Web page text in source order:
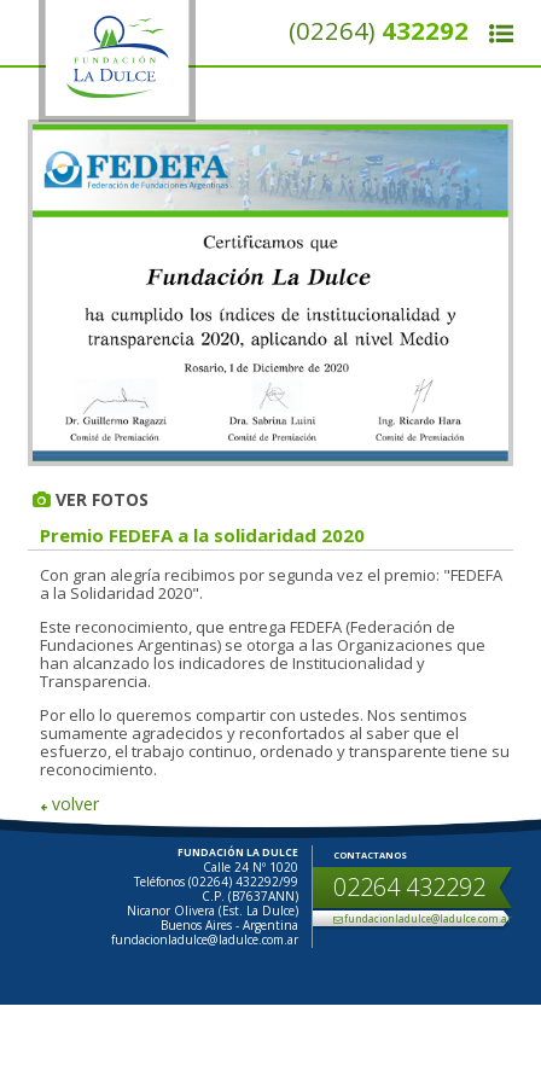
(02264) 432292
VER FOTOS
Premio FEDEFA a la solidaridad 2020
Con gran alegría recibimos por segunda vez el premio: "FEDEFA
a la Solidaridad 2020".
Este reconocimiento, que entrega FEDEFA (Federación de
Fundaciones Argentinas) se otorga a las Organizaciones que
han alcanzado los indicadores de Institucionalidad y
Transparencia.
Por ello lo queremos compartir con ustedes. Nos sentimos
sumamente agradecidos y reconfortados al saber que el
esfuerzo, el trabajo continuo, ordenado y transparente tiene su
reconocimiento.
volver
FUNDACIÓN LA DULCE
Calle 24 Nº 1020
Teléfonos (02264) 432292/99
C.P. (B7637ANN)
Nicanor Olivera (Est. La Dulce)
Buenos Aires - Argentina
fundacionladulce@ladulce.com.ar
CONTACTANOS
02264 432292
fundacionladulce@ladulce.com.ar